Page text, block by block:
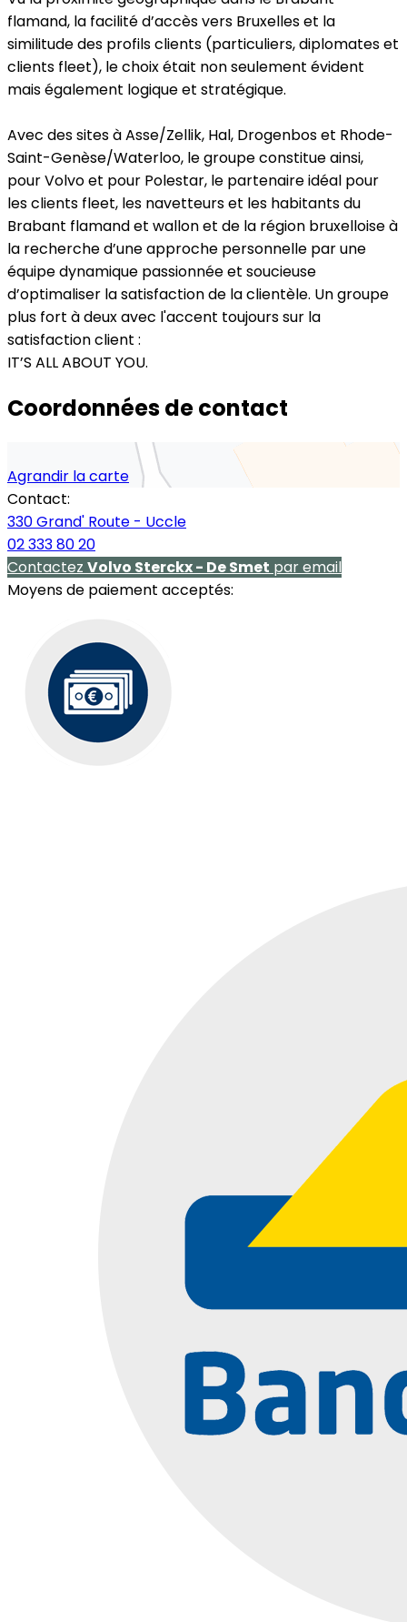
flamand, la facilité d’accès vers Bruxelles et la
similitude des profils clients (particuliers, diplomates et
clients fleet), le choix était non seulement évident
mais également logique et stratégique.
Avec des sites à Asse/Zellik, Hal, Drogenbos et Rhode-
Saint-Genèse/Waterloo, le groupe constitue ainsi,
pour Volvo et pour Polestar, le partenaire idéal pour
les clients fleet, les navetteurs et les habitants du
Brabant flamand et wallon et de la région bruxelloise à
la recherche d’une approche personnelle par une
équipe dynamique passionnée et soucieuse
d’optimaliser la satisfaction de la clientèle. Un groupe
plus fort à deux avec l'accent toujours sur la
satisfaction client :
IT’S ALL ABOUT YOU.
Coordonnées de contact
Agrandir la carte
Contact:
330 Grand' Route - Uccle
02 333 80 20
Contactez Volvo Sterckx - De Smet par email
Moyens de paiement acceptés: